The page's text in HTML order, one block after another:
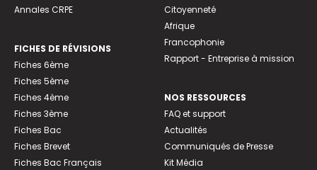
Annales CRPE
FICHES DE RÉVISIONS
Fiches 6ème
Fiches 5ème
Fiches 4ème
Fiches 3ème
Fiches Bac
Fiches Brevet
Fiches Bac Français
Citoyenneté
Afrique
Francophonie
Rapport - Entreprise à mission
NOS RESSOURCES
FAQ et support
Actualités
Communiqués de Presse
Kit Média